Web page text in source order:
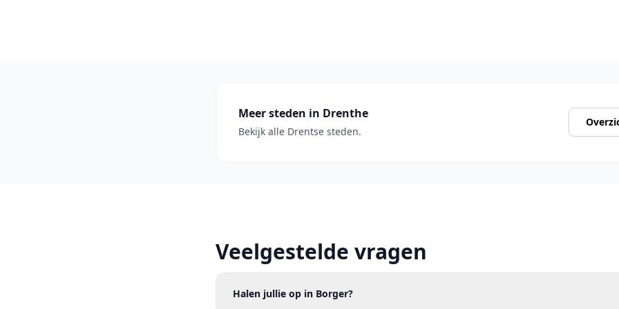
Meer steden in Drenthe
Bekijk alle Drentse steden.
Veelgestelde vragen
Halen jullie op in Borger?